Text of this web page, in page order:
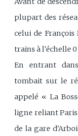
plupart des
celui de
trains à l'échelle 0
En entrant
tombait sur le
appelé « La
ligne reliant Paris
de la gare